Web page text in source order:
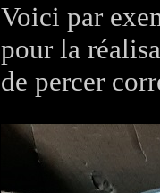
Voici par
pour la
de percer